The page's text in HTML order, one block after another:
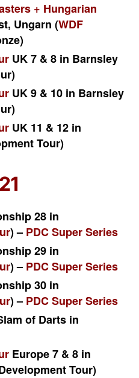
+ Hungarian
Ungarn (WDF
UK 7 & 8 in Barnsley
UK 9 & 10 in Barnsley
UK 11 & 12 in
Tour)
28 in
) – PDC Super Series
29 in
) – PDC Super Series
30 in
) – PDC Super Series
of Darts in
Europe 7 & 8 in
Tour)